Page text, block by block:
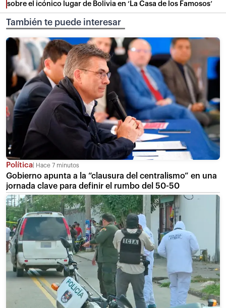
sobre el icónico lugar de Bolivia en ‘La Casa de los Famosos’
También te puede interesar
Política Hace 7 minutos
Gobierno apunta a la “clausura del centralismo” en una
jornada clave para definir el rumbo del 50-50